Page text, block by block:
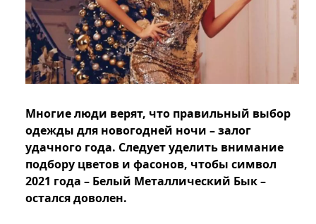
Многие люди верят, что правильный выбор
одежды для новогодней ночи – залог
удачного года. Следует уделить внимание
подбору цветов и фасонов, чтобы символ
2021 года – Белый Металлический Бык –
остался доволен.